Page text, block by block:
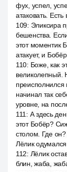
фух, успел,
атаковать.
109: Эликсира
бешенства.
этот моментик
атакует, и
110: Боже, как
великолепный.
преисполнился
начинал так
уровне, на
111 : А здесь
этот Бобёр?
столом. Где
Лёлик одумался
112: Лёлик
блин, жаба,